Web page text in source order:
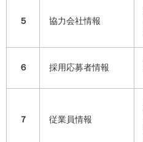
５ 協力会社情報
６ 採用応募者情報
７ 従業員情報